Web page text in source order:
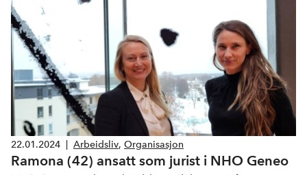
22.01.2024 Arbeidsliv, Organisasjon
Ramona (42) ansatt som jurist i NHO Geneo